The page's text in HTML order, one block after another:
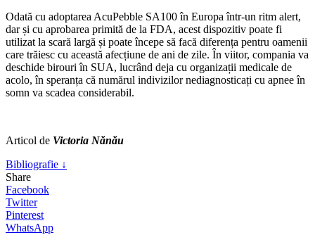
Odată cu adoptarea AcuPebble SA100 în Europa într-un ritm alert,
dar și cu aprobarea primită de la FDA, acest dispozitiv poate fi
utilizat la scară largă și poate începe să facă diferența pentru oamenii
care trăiesc cu această afecțiune de ani de zile. În viitor, compania va
deschide birouri în SUA, lucrând deja cu organizații medicale de
acolo, în speranța că numărul indivizilor nediagnosticați cu apnee în
somn va scadea considerabil.
Articol de Victoria Nănău
Bibliografie ↓
Share
Facebook
Twitter
Pinterest
WhatsApp